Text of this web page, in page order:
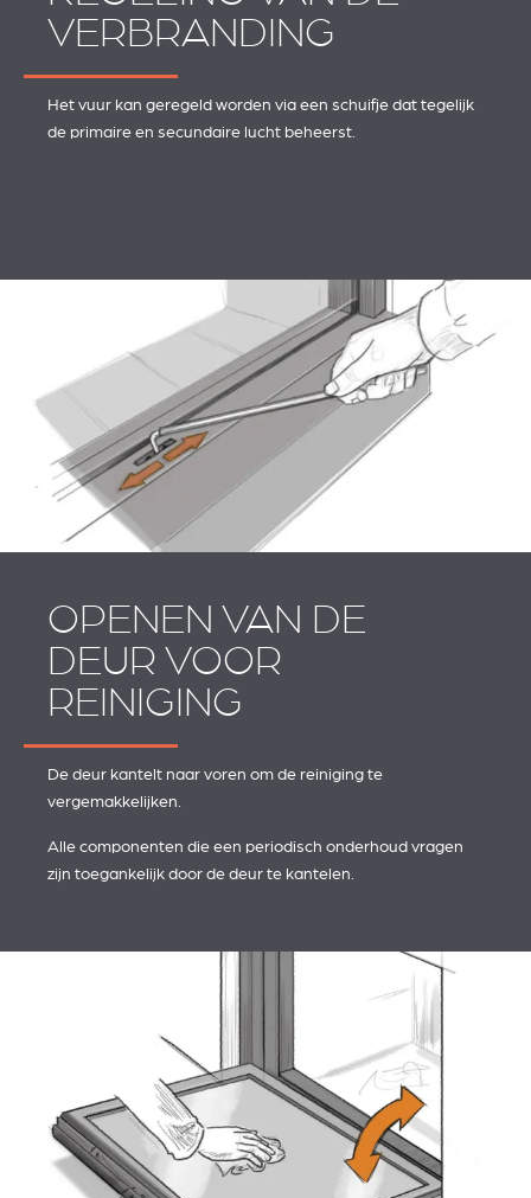
VERBRANDING
Het vuur kan geregeld worden via een schuifje dat tegelijk
de primaire en secundaire lucht beheerst.
OPENEN VAN DE
DEUR VOOR
REINIGING
De deur kantelt naar voren om de reiniging te
vergemakkelijken.
Alle componenten die een periodisch onderhoud vragen
zijn toegankelijk door de deur te kantelen.